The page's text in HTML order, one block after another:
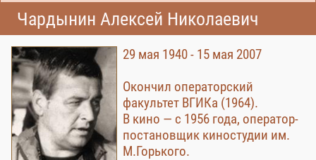
Чардынин Алексей Николаевич
29 мая 1940 - 15 мая 2007
Окончил операторский
факультет ВГИКа (1964).
В кино — с 1956 года, оператор-
постановщик киностудии им.
М.Горького.